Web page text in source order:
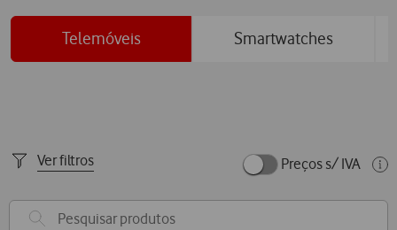
Telemóveis Smartwatches
Ver filtros Preços s/ IVA